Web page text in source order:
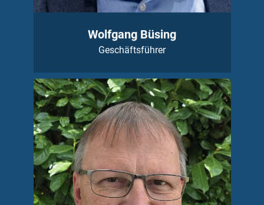
Wolfgang Büsing
Geschäftsführer